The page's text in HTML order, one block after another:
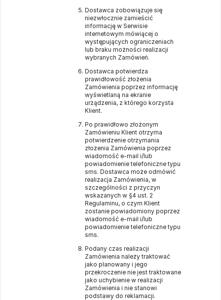
Dostawca zobowiązuje się
niezwłocznie zamieścić
informację w Serwisie
internetowym mówiącej o
występujących ograniczeniach
lub braku możności realizacji
wybranych Zamówień.
Dostawca potwierdza
prawidłowość złożenia
Zamówienia poprzez informację
wyświetlaną na ekranie
urządzenia, z którego korzysta
Klient.
Po prawidłowo złożonym
Zamówieniu Klient otrzyma
potwierdzenie otrzymania
złożenia Zamówienia poprzez
wiadomość e-mail i/lub
powiadomienie telefoniczne typu
sms. Dostawca może odmówić
realizacja Zamówienia, w
szczególności z przyczyn
wskazanych w §4 ust. 2
Regulaminu, o czym Klient
zostanie powiadomiony poprzez
wiadomość e-mail i/lub
powiadomienie telefoniczne typu
sms.
Podany czas realizacji
Zamówienia należy traktować
jako planowany i jego
przekroczenie nie jest traktowane
jako uchybienie w realizacji
Zamówienia i nie stanowi
podstawy do reklamacji.